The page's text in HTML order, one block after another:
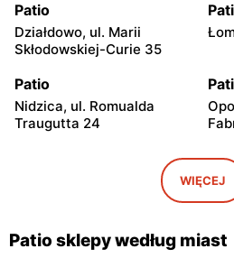
Patio
Działdowo, ul. Marii
Skłodowskiej-Curie 35
Patio
Nidzica, ul. Romualda
Traugutta 24
Biała Podlaska, ul. Sidorska
WIĘCEJ
Patio sklepy według miast